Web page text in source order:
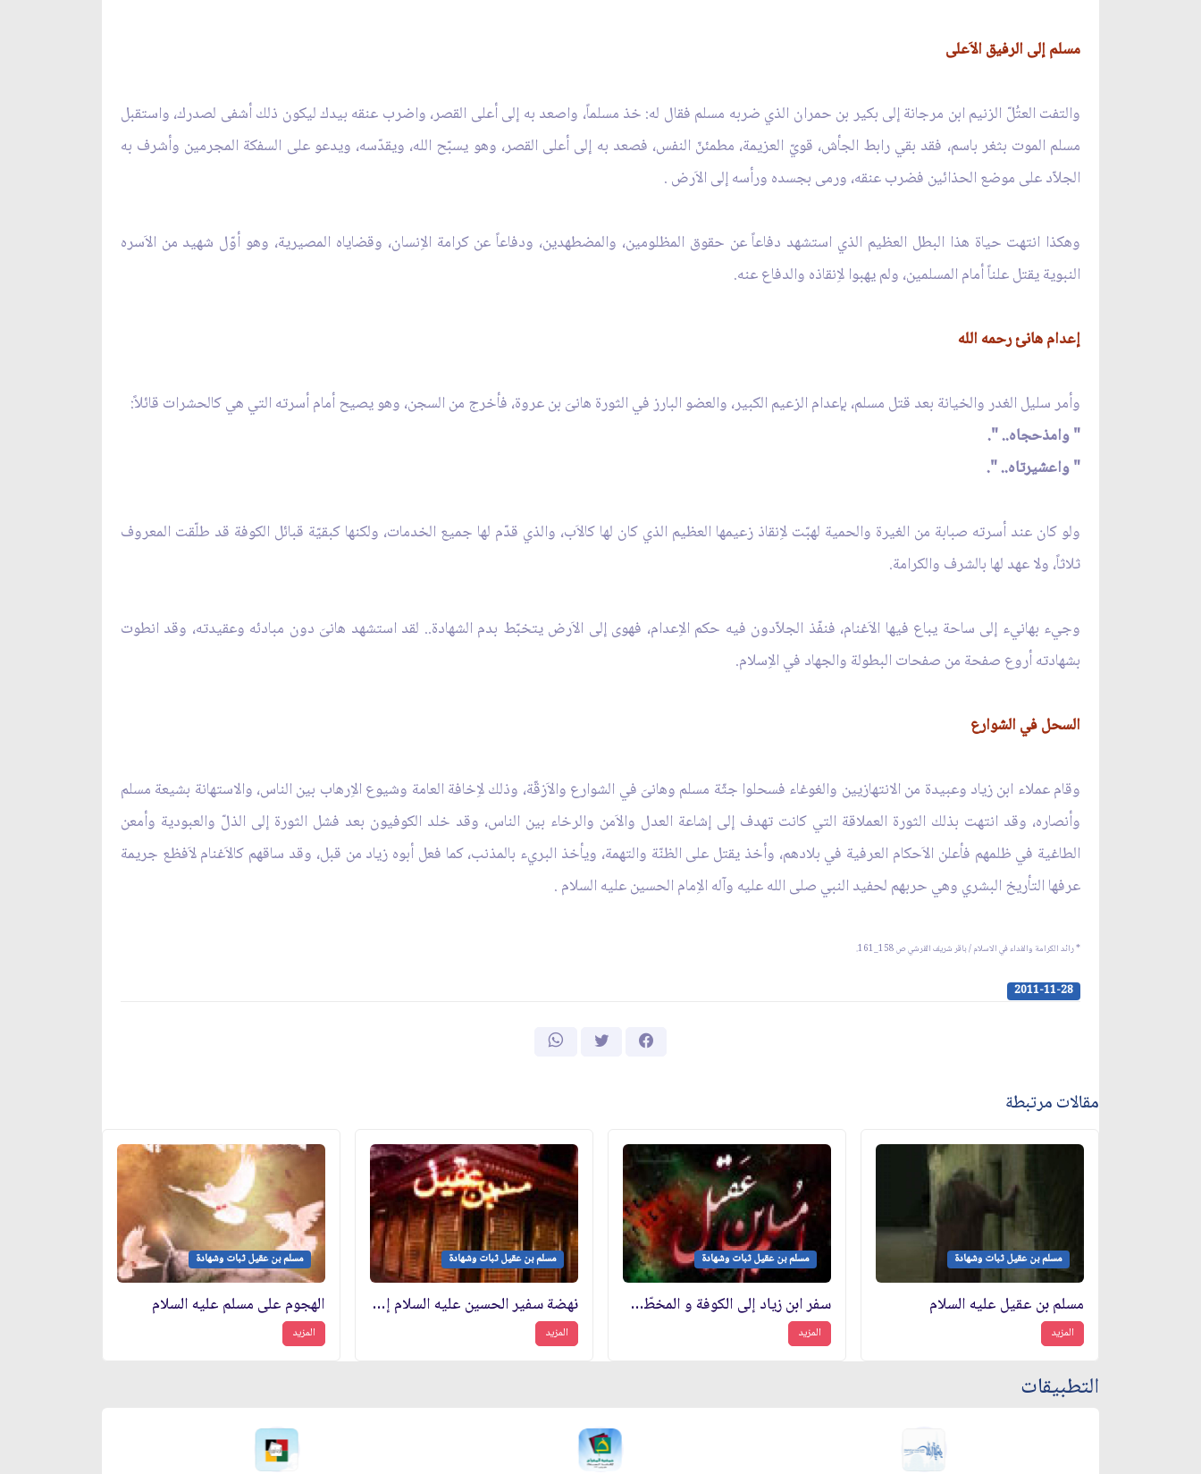
مسلم إلى الرفيق الاَعلى
والتفت العتُلّ الزنيم ابن مرجانة إلى بكير بن حمران الذي ضربه مسلم فقال له: خذ مسلماً، واصعد به إلى أعلى القصر، واضرب عنقه بيدك ليكون ذلك أشفى لصدرك، واستقبل
مسلم الموت بثغر باسم، فقد بقي رابط الجأش، قويّ العزيمة، مطمئنّ النفس، فصعد به إلى أعلى القصر، وهو يسبّح الله، ويقدّسه، ويدعو على السفكة المجرمين وأشرف به
الجلاّد على موضع الحذائين فضرب عنقه، ورمى بجسده ورأسه إلى الاَرض .
وهكذا انتهت حياة هذا البطل العظيم الذي استشهد دفاعاً عن حقوق المظلومين، والمضطهدين، ودفاعاً عن كرامة الاِنسان، وقضاياه المصيرية، وهو أوّل شهيد من الاَسره
النبوية يقتل علناً أمام المسلمين، ولم يهبوا لاِنقاذه والدفاع عنه.
إعدام هانئ رحمه الله
وأمر سليل الغدر والخيانة بعد قتل مسلم، بإعدام الزعيم الكبير، والعضو البارز في الثورة هانىَ بن عروة، فأخرج من السجن، وهو يصيح أمام أسرته التي هي كالحشرات قائلاً:
" وامذحجاه.. ".
" واعشيرتاه.. ".
ولو كان عند أسرته صبابة من الغيرة والحمية لهبّت لاِنقاذ زعيمها العظيم الذي كان لها كالاَب، والذي قدّم لها جميع الخدمات، ولكنها كبقيّة قبائل الكوفة قد طلّقت المعروف
ثلاثاً، ولا عهد لها بالشرف والكرامة.
وجيء بهانيء إلى ساحة يباع فيها الاَغنام، فنفّذ الجلاّدون فيه حكم الاِعدام، فهوى إلى الاَرض يتخبّط بدم الشهادة.. لقد استشهد هانىَ دون مبادئه وعقيدته، وقد انطوت
بشهادته أروع صفحة من صفحات البطولة والجهاد في الاِسلام.
السحل في الشوارع
وقام عملاء ابن زياد وعبيدة من الانتهازيين والغوغاء فسحلوا جثّة مسلم وهانىَ في الشوارع والاَزقّة، وذلك لاِخافة العامة وشيوع الاِرهاب بين الناس، والاستهانة بشيعة مسلم
وأنصاره، وقد انتهت بذلك الثورة العملاقة التي كانت تهدف إلى إشاعة العدل والاَمن والرخاء بين الناس، وقد خلد الكوفيون بعد فشل الثورة إلى الذلّ والعبودية وأمعن
الطاغية في ظلمهم فأعلن الاَحكام العرفية في بلادهم، وأخذ يقتل على الظنّة والتهمة، ويأخذ البريء بالمذنب، كما فعل أبوه زياد من قبل، وقد ساقهم كالاَغنام لاَفظع جريمة
عرفها التأريخ البشري وهي حربهم لحفيد النبي صلى الله عليه وآله الاِمام الحسين عليه السلام .
* رائد الكرامة والفداء في الاسلام / باقر شريف القرشي ص 158_161.
2011-11-28
مقالات مرتبطة
مسلم بن عقيل ثبات وشهادة
مسلم بن عقيل عليه السلام
المزيد
مسلم بن عقيل ثبات وشهادة
سفر ابن زياد إلى الكوفة و المخطّطات الرهيبة
المزيد
مسلم بن عقيل ثبات وشهادة
نهضة سفير الحسين عليه السلام إلى الكوفة
المزيد
مسلم بن عقيل ثبات وشهادة
الهجوم على مسلم عليه السلام
المزيد
التطبيقات